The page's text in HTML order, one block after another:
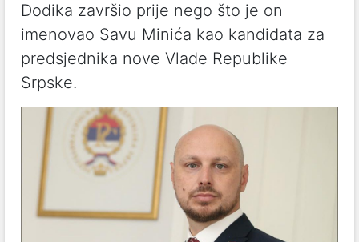
Dodika završio prije nego što je on
imenovao Savu Minića kao kandidata za
predsjednika nove Vlade Republike
Srpske.